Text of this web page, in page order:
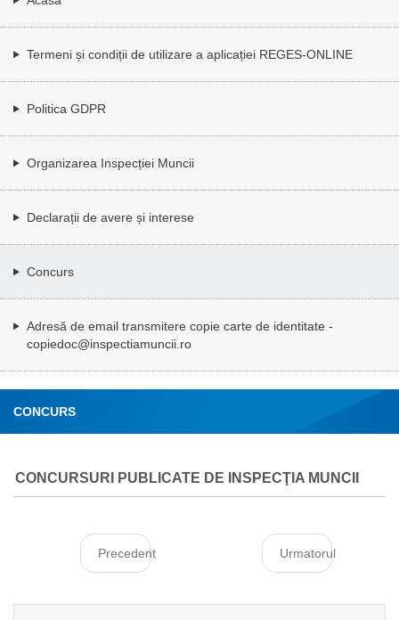
Termeni și condiții de utilizare a aplicației REGES-ONLINE
Politica GDPR
Organizarea Inspecției Muncii
Declarații de avere și interese
Concurs
Adresă de email transmitere copie carte de identitate -
copiedoc@inspectiamuncii.ro
CONCURS
CONCURSURI PUBLICATE DE INSPECŢIA MUNCII
Precedent Urmatorul